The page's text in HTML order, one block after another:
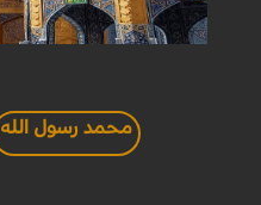
محمد رسول الله